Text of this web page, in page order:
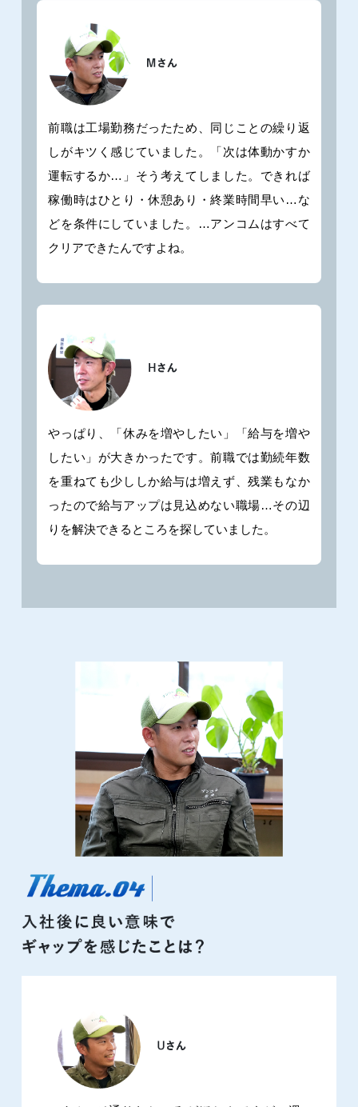
前職は工場勤務だったため、同じことの繰り返
しがキツく感じていました。「次は体動かすか
運転するか…」そう考えてしました。できれば
稼働時はひとり・休憩あり・終業時間早い…な
どを条件にしていました。…アンコムはすべて
クリアできたんですよね。
やっぱり、「休みを増やしたい」「給与を増や
したい」が大きかったです。前職では勤続年数
を重ねても少ししか給与は増えず、残業もなか
ったので給与アップは見込めない職場…その辺
りを解決できるところを探していました。